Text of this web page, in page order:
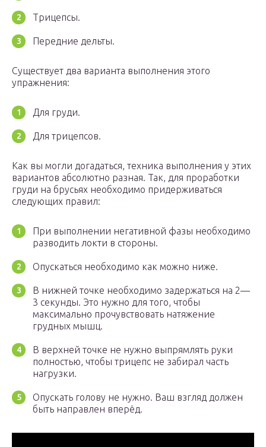
Трицепсы.
Передние дельты.
Существует два варианта выполнения этого
упражнения:
Для груди.
Для трицепсов.
Как вы могли догадаться, техника выполнения у этих
вариантов абсолютно разная. Так, для проработки
груди на брусьях необходимо придерживаться
следующих правил:
При выполнении негативной фазы необходимо
разводить локти в стороны.
Опускаться необходимо как можно ниже.
В нижней точке необходимо задержаться на 2—
3 секунды. Это нужно для того, чтобы
максимально прочувствовать натяжение
грудных мышц.
В верхней точке не нужно выпрямлять руки
полностью, чтобы трицепс не забирал часть
нагрузки.
Опускать голову не нужно. Ваш взгляд должен
быть направлен вперёд.